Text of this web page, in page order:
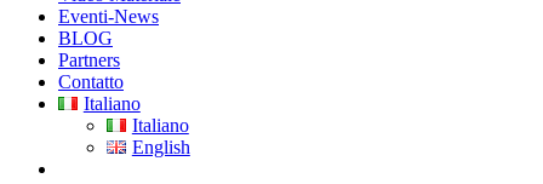
Eventi-News
BLOG
Partners
Contatto
Italiano
Italiano
English